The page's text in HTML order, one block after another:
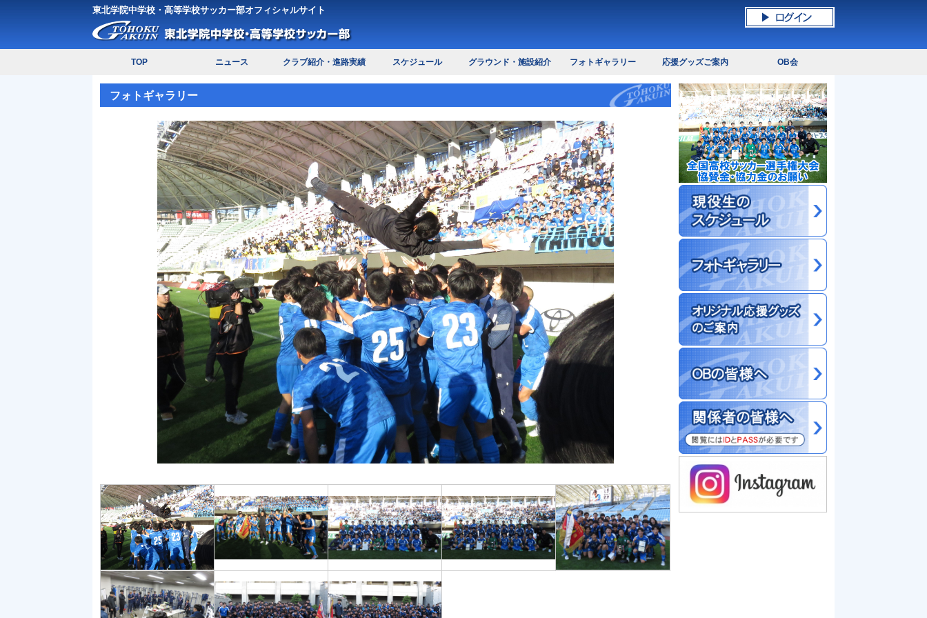
東北学院中学校・高等学校サッカー部オフィシャルサイト
TOP ニュース クラブ紹介・進路実績 スケジュール グラウンド・施設紹介 フォトギャラリー 応援グッズご案内 OB会
フォトギャラリー